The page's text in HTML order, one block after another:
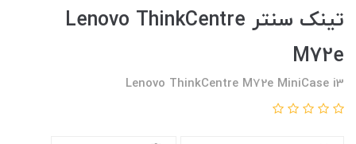
تینک سنتر Lenovo ThinkCentre
M72e
Lenovo ThinkCentre M72e MiniCase i3